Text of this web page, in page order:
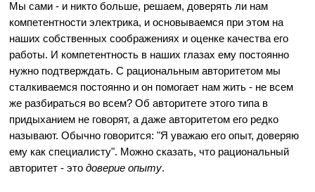
Мы сами - и никто больше, решаем, доверять ли нам
компетентности электрика, и основываемся при этом на
наших собственных соображениях и оценке качества его
работы. И компетентность в наших глазах ему постоянно
нужно подтверждать. С рациональным авторитетом мы
сталкиваемся постоянно и он помогает нам жить - не всем
же разбираться во всем? Об авторитете этого типа в
придыханием не говорят, а даже авторитетом его редко
называют. Обычно говорится: "Я уважаю его опыт, доверяю
ему как специалисту". Можно сказать, что рациональный
авторитет - этодоверие опыту.